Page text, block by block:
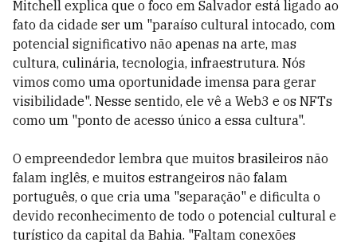
Mitchell explica que o foco em Salvador está ligado ao
fato da cidade ser um "paraíso cultural intocado, com
potencial significativo não apenas na arte, mas
cultura, culinária, tecnologia, infraestrutura. Nós
vimos como uma oportunidade imensa para gerar
visibilidade". Nesse sentido, ele vê a Web3 e os NFTs
como um "ponto de acesso único a essa cultura".
O empreendedor lembra que muitos brasileiros não
falam inglês, e muitos estrangeiros não falam
português, o que cria uma "separação" e dificulta o
devido reconhecimento de todo o potencial cultural e
turístico da capital da Bahia. "Faltam conexões